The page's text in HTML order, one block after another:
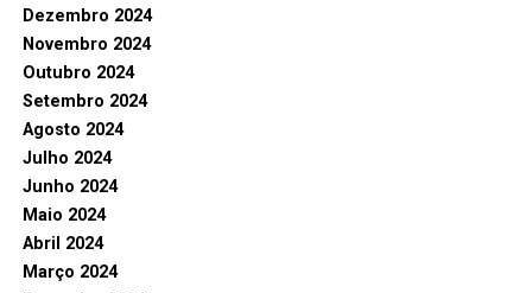
Dezembro 2024
Novembro 2024
Outubro 2024
Setembro 2024
Agosto 2024
Julho 2024
Junho 2024
Maio 2024
Abril 2024
Março 2024